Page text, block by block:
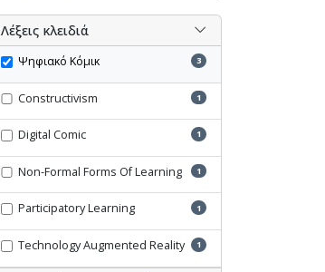
Λέξεις κλειδιά
Ψηφιακό Κόμικ 3
Constructivism 1
Digital Comic 1
Non-Formal Forms Of Learning 1
Participatory Learning 1
Technology Augmented Reality 1